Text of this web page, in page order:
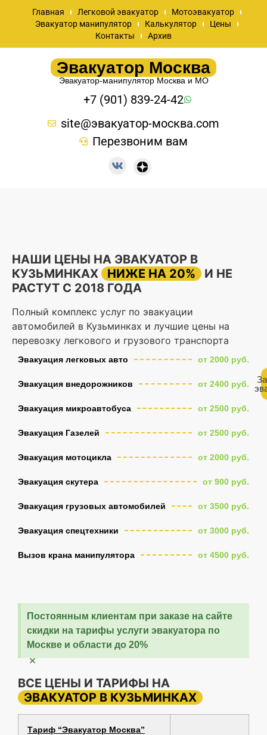
Главная Легковой эвакуатор
Мотоэвакуатор
Эвакуатор манипулятор
Калькулятор
Цены
Контакты
Архив
Эвакуатор Москва
Эвакуатор-манипулятор Москва и МО
+7 (901) 839-24-42
site@эвакуатор-москва.com
Перезвоним вам
НАШИ ЦЕНЫ НА ЭВАКУАТОР В
КУЗЬМИНКАХ
НИЖЕ НА 20%
И НЕ
РАСТУТ С 2018 ГОДА
Полный комплекс услуг по эвакуации
автомобилей в Кузьминках и лучшие цены на
перевозку легкового и грузового транспорта
Эвакуация легковых авто от 2000 руб.
Эвакуация внедорожников от 2400 руб.
Эвакуация микроавтобуса от 2500 руб.
Эвакуация Газелей от 2500 руб.
Эвакуация мотоцикла от 2000 руб.
Эвакуация скутера от 900 руб.
Эвакуация грузовых автомобилей от 3500 руб.
Эвакуация спецтехники от 3000 руб.
Вызов крана манипулятора от 4500 руб.
Постоянным клиентам при заказе на сайте
скидки на тарифы услуги эвакуатора по
Москве и области до 20%
×
ВСЕ ЦЕНЫ И ТАРИФЫ НА
ЭВАКУАТОР В КУЗЬМИНКАХ
Тариф “Эвакуатор Москва”